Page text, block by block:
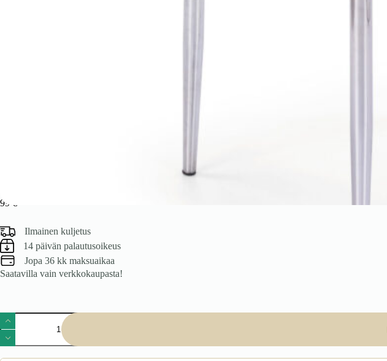
99 €
Ilmainen kuljetus
14 päivän palautusoikeus
Jopa 36 kk maksuaikaa
Saatavilla vain verkkokaupasta!
Tuoli
HELENA,
on
pakollinen
määrä